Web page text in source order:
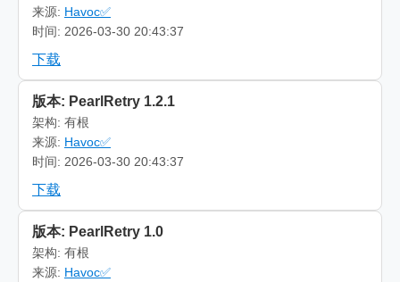
来源: Havoc✅
时间: 2026-03-30 20:43:37
下载
版本: PearlRetry 1.2.1
架构: 有根
来源: Havoc✅
时间: 2026-03-30 20:43:37
下载
版本: PearlRetry 1.0
架构: 有根
来源: Havoc✅